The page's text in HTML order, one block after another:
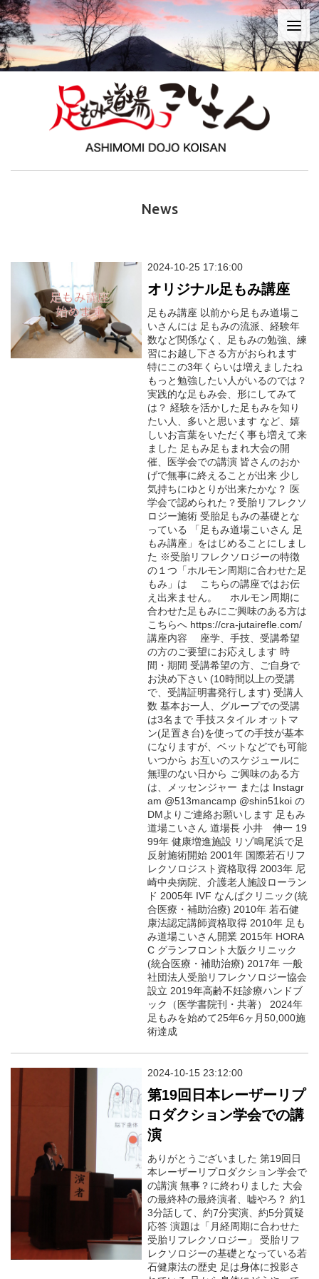
News
2024-10-25 17:16:00
オリジナル足もみ講座
足もみ講座 以前から足もみ道場こ
いさんには 足もみの流派、経験年
数など関係なく、足もみの勉強、練
習にお越し下さる方がおられます
特にこの3年くらいは増えましたね
もっと勉強したい人がいるのでは？
実践的な足もみ会、形にしてみて
は？ 経験を活かした足もみを知り
たい人、多いと思います など、嬉
しいお言葉をいただく事も増えて来
ました 足もみ足もまれ大会の開
催、医学会での講演 皆さんのおか
げで無事に終えることが出来 少し
気持ちにゆとりが出来たかな？ 医
学会で認められた？受胎リフレクソ
ロジー施術 受胎足もみの基礎とな
っている 「足もみ道場こいさん 足
もみ講座」をはじめることにしまし
た ※受胎リフレクソロジーの特徴
の１つ「ホルモン周期に合わせた足
もみ」は こちらの講座ではお伝
え出来ません。 ホルモン周期に
合わせた足もみにご興味のある方は
こちらへ https://cra-jutairefle.com/
講座内容 座学、手技、受講希望
の方のご要望にお応えします 時
間・期間 受講希望の方、ご自身で
お決め下さい (10時間以上の受講
で、受講証明書発行します) 受講人
数 基本お一人、グループでの受講
は3名まで 手技スタイル オットマ
ン(足置き台)を使っての手技が基本
になりますが、ベットなどでも可能
いつから お互いのスケジュールに
無理のない日から ご興味のある方
は、メッセンジャー または Instagr
am @513mancamp @shin51koi の
DMよりご連絡お願いします 足もみ
道場こいさん 道場長 小井 伸一 19
99年 健康増進施設 リゾ鳴尾浜で足
反射施術開始 2001年 国際若石リフ
レクソロジスト資格取得 2003年 尼
崎中央病院、介護老人施設ローラン
ド 2005年 IVF なんばクリニック(統
合医療・補助治療) 2010年 若石健
康法認定講師資格取得 2010年 足も
み道場こいさん開業 2015年 HORA
C グランフロント大阪クリニック
(統合医療・補助治療) 2017年 一般
社団法人受胎リフレクソロジー協会
設立 2019年高齢不妊診療ハンドブ
ック（医学書院刊・共著） 2024年
足もみを始めて25年6ヶ月50,000施
術達成
2024-10-15 23:12:00
第19回日本レーザーリプ
ロダクション学会での講
演
ありがとうございました 第19回日
本レーザーリプロダクション学会で
の講演 無事？に終わりました 大会
の最終枠の最終演者、嘘やろ？ 約1
3分話して、約7分実演、約5分質疑
応答 演題は「月経周期に合わせた
受胎リフレクソロジー」 受胎リフ
レクソロジーの基礎となっている若
石健康法の歴史 足は身体に投影さ